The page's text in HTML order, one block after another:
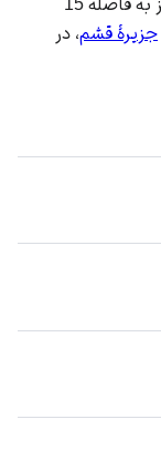
جزیرۀ قشم، در